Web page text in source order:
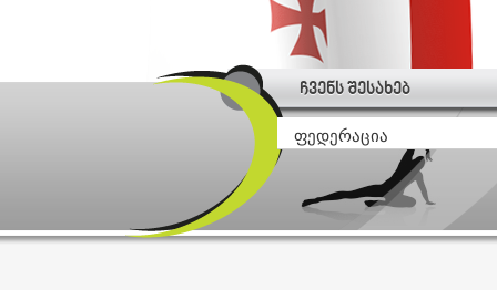
ჩვენს შესახებ
ფედერაცია